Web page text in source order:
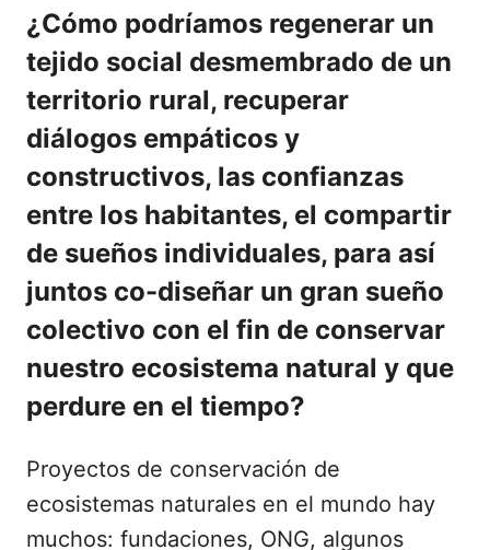
e
b
o
r
e
o
e
d
¿Cómo podríamos regenerar un
tejido social desmembrado de un
territorio rural, recuperar
diálogos empáticos y
constructivos, las confianzas
entre los habitantes, el compartir
de sueños individuales, para así
juntos co-diseñar un gran sueño
colectivo con el fin de conservar
nuestro ecosistema natural y que
perdure en el tiempo?
Proyectos de conservación de
ecosistemas naturales en el mundo hay
muchos: fundaciones, ONG, algunos